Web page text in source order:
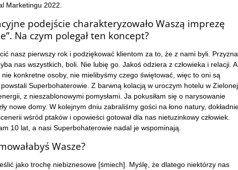
Marketingu 2022.
podejście charakteryzowało Waszą imprezę
Na czym polegał ten koncept?
nasz pierwszy rok i podziękować klientom za to, że z nami byli.
nas wszystkich, boli. Nie lubię go. Jakoś odziera z człowieka i relacji.
konkretne osoby, nie mielibyśmy czego świętować, więc to oni są
Superbohaterowie. Z barwną kolacją w uroczym hotelu w Zielonej
z nieszablonowymi pomysłami. Ja pokusiłam się o narysowanie
nowe domy. W kolejnym dniu zabraliśmy gości na łono natury,
wśród ptaków i opowieści gotował dla nas nietuzinkowy człowiek.
10 lat, a nasi Superbohaterowie nadal je wspominają.
Wasze?
jako trochę niebiznesowe [śmiech]. Myślę, że dlatego niektórzy nas